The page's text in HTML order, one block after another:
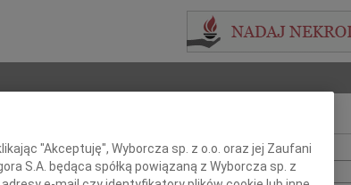
Imię i nazwisko lub numer ogłoszenia:
"Akceptuję", Wyborcza sp. z o.o. oraz jej Zaufani
S.A. będąca spółką powiązaną z Wyborcza sp. z